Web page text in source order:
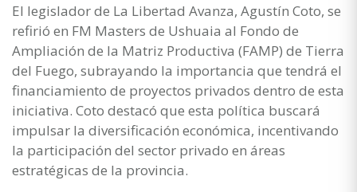
El legislador de La Libertad Avanza, Agustín Coto, se
refirió en FM Masters de Ushuaia al Fondo de
Ampliación de la Matriz Productiva (FAMP) de Tierra
del Fuego, subrayando la importancia que tendrá el
financiamiento de proyectos privados dentro de esta
iniciativa. Coto destacó que esta política buscará
impulsar la diversificación económica, incentivando
la participación del sector privado en áreas
estratégicas de la provincia.